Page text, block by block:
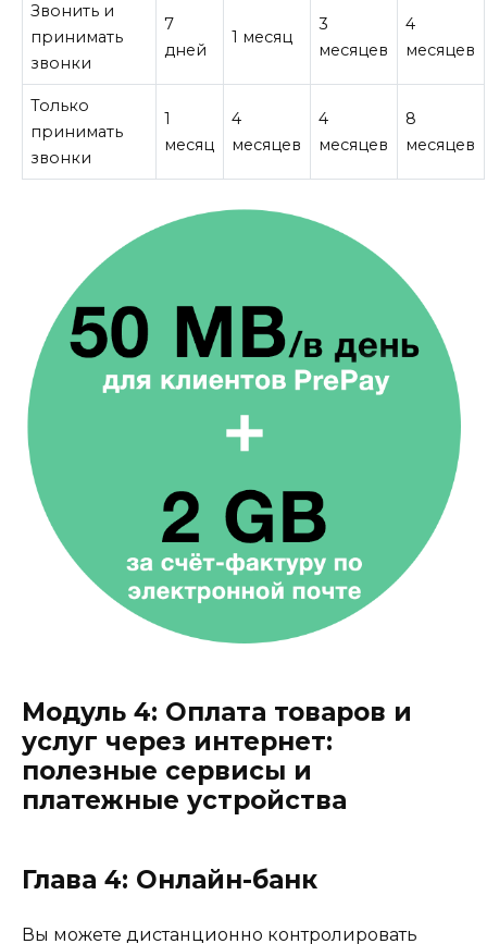
Звонить и
принимать
звонки
7
дней
1 месяц
3
месяцев
4
месяцев
Только
принимать
звонки
1
месяц
4
месяцев
4
месяцев
8
месяцев
Модуль 4: Оплата товаров и
услуг через интернет:
полезные сервисы и
платежные устройства
Глава 4: Онлайн-банк
Вы можете дистанционно контролировать